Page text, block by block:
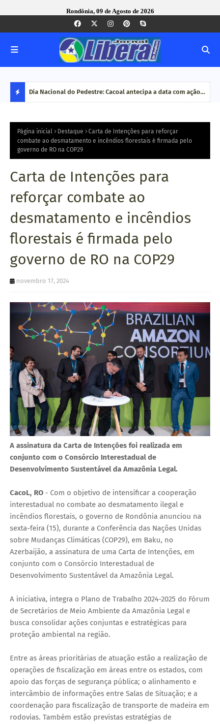
Rondônia, 09 de Agosto de 2026
S
T
Q
em Dia Nacional do Pedestre: Cacoal antecipa a data com ação
Página inicial Destaque
Carta de Intenções para reforçar
combate ao desmatamento e incêndios florestais é firmada pelo
governo de RO na COP29
Carta de Intenções para
reforçar combate ao
desmatamento e incêndios
florestais é firmada pelo
governo de RO na COP29
novembro 17, 2024
A assinatura da Carta de Intenções foi realizada em
conjunto com o Consórcio Interestadual de
Desenvolvimento Sustentável da Amazônia Legal.
CacoL, RO - Com o objetivo de intensificar a cooperação
interestadual no combate ao desmatamento ilegal e
incêndios florestais, o governo de Rondônia anunciou na
sexta-feira (15), durante a Conferência das Nações Unidas
sobre Mudanças Climáticas (COP29), em Baku, no
Azerbaijão, a assinatura de uma Carta de Intenções, em
conjunto com o Consórcio Interestadual de
Desenvolvimento Sustentável da Amazônia Legal.
A iniciativa, integra o Plano de Trabalho 2024-2025 do Fórum
de Secretários de Meio Ambiente da Amazônia Legal e
busca consolidar ações conjuntas e estratégicas para
proteção ambiental na região.
Entre as áreas prioritárias de atuação estão a realização de
operações de fiscalização em áreas entre os estados, com
apoio das forças de segurança pública; o alinhamento e
intercâmbio de informações entre Salas de Situação; e a
coordenação para fiscalização de transporte de madeira em
rodovias. Também estão previstas estratégias de